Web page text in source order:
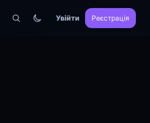
Увійти Реєстрація